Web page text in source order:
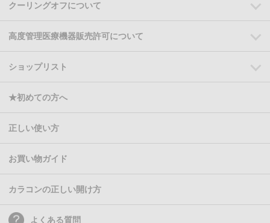
クーリングオフについて
高度管理医療機器販売許可について
ショップリスト
★初めての方へ
正しい使い方
お買い物ガイド
カラコンの正しい開け方
よくある質問